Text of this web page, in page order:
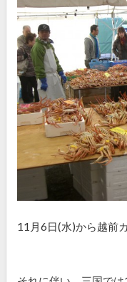
11月6日(水)から越前